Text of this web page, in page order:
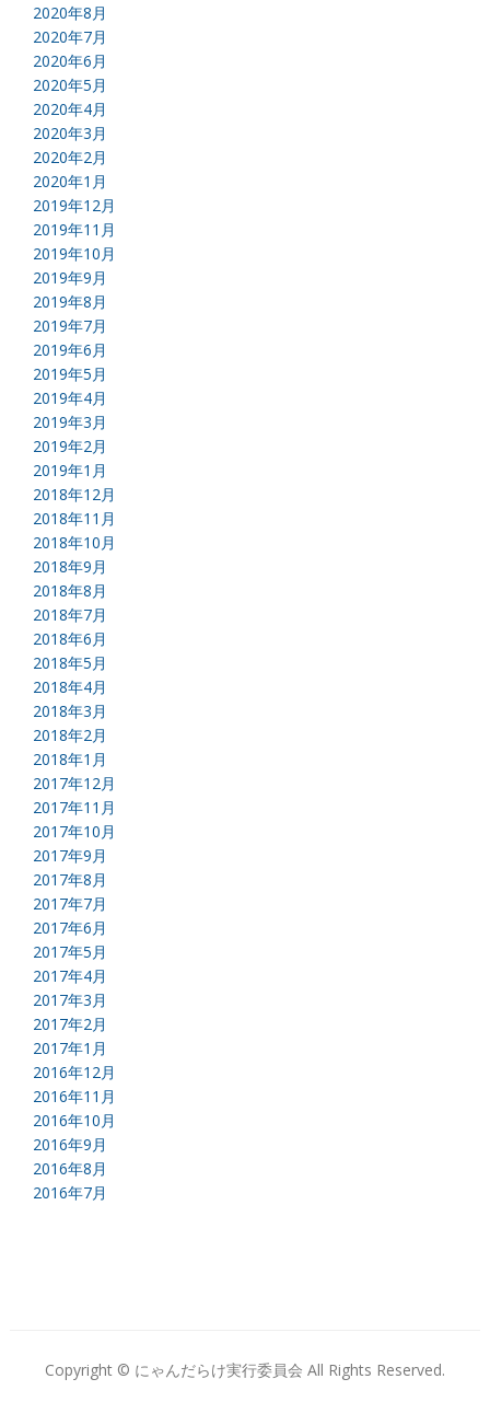
2020年8月
2020年7月
2020年6月
2020年5月
2020年4月
2020年3月
2020年2月
2020年1月
2019年12月
2019年11月
2019年10月
2019年9月
2019年8月
2019年7月
2019年6月
2019年5月
2019年4月
2019年3月
2019年2月
2019年1月
2018年12月
2018年11月
2018年10月
2018年9月
2018年8月
2018年7月
2018年6月
2018年5月
2018年4月
2018年3月
2018年2月
2018年1月
2017年12月
2017年11月
2017年10月
2017年9月
2017年8月
2017年7月
2017年6月
2017年5月
2017年4月
2017年3月
2017年2月
2017年1月
2016年12月
2016年11月
2016年10月
2016年9月
2016年8月
2016年7月
Copyright © にゃんだらけ実行委員会 All Rights Reserved.